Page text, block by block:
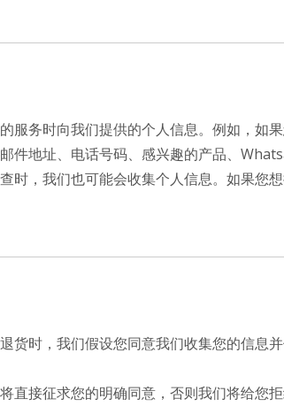
务时向我们提供的个人信息。例如，如
件地址、电话号码、感兴趣的产品、
，我们也可能会收集个人信息。如果您
时，我们假设您同意我们收集您的信息并
接征求您的明确同意，否则我们将给您拒